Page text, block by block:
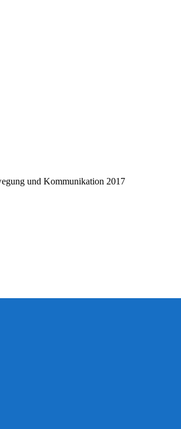
und Kommunikation 2017